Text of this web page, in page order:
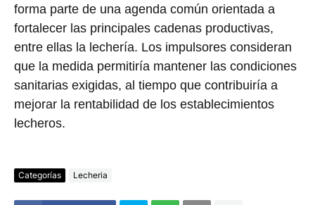
forma parte de una agenda común orientada a
fortalecer las principales cadenas productivas,
entre ellas la lechería. Los impulsores consideran
que la medida permitiría mantener las condiciones
sanitarias exigidas, al tiempo que contribuiría a
mejorar la rentabilidad de los establecimientos
lecheros.
Categorías Lecheria